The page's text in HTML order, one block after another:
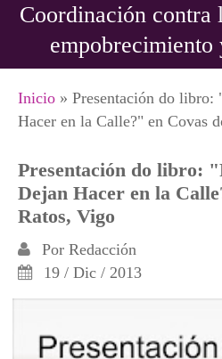
Coordinación contra
Se encuentra
Inicio » Presentación do libro:
Hacer en la Calle?" en Covas
Presentación do libro:
Dejan Hacer en la
Ratos, Vigo
Por Redacción
19 / Dic / 2013